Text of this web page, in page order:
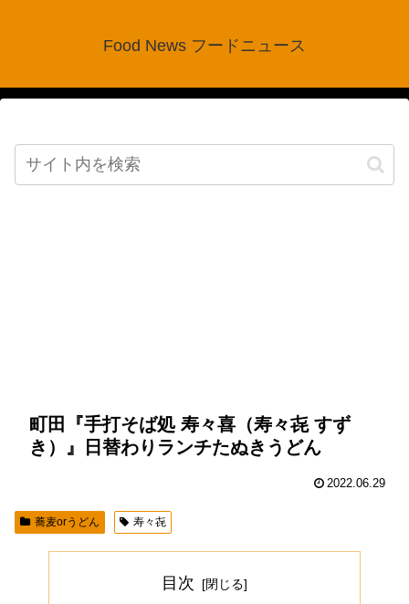
Food News フードニュース
町田『手打そば処 寿々喜（寿々㐂 すず
き）』日替わりランチたぬきうどん
2022.06.29
蕎麦orうどん 寿々㐂
目次